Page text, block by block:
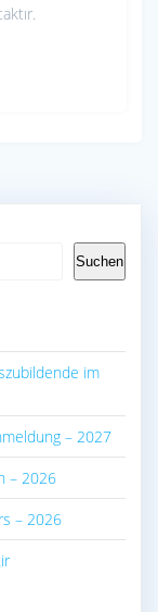
Suchen
im
– 2027
– 2026
– 2026